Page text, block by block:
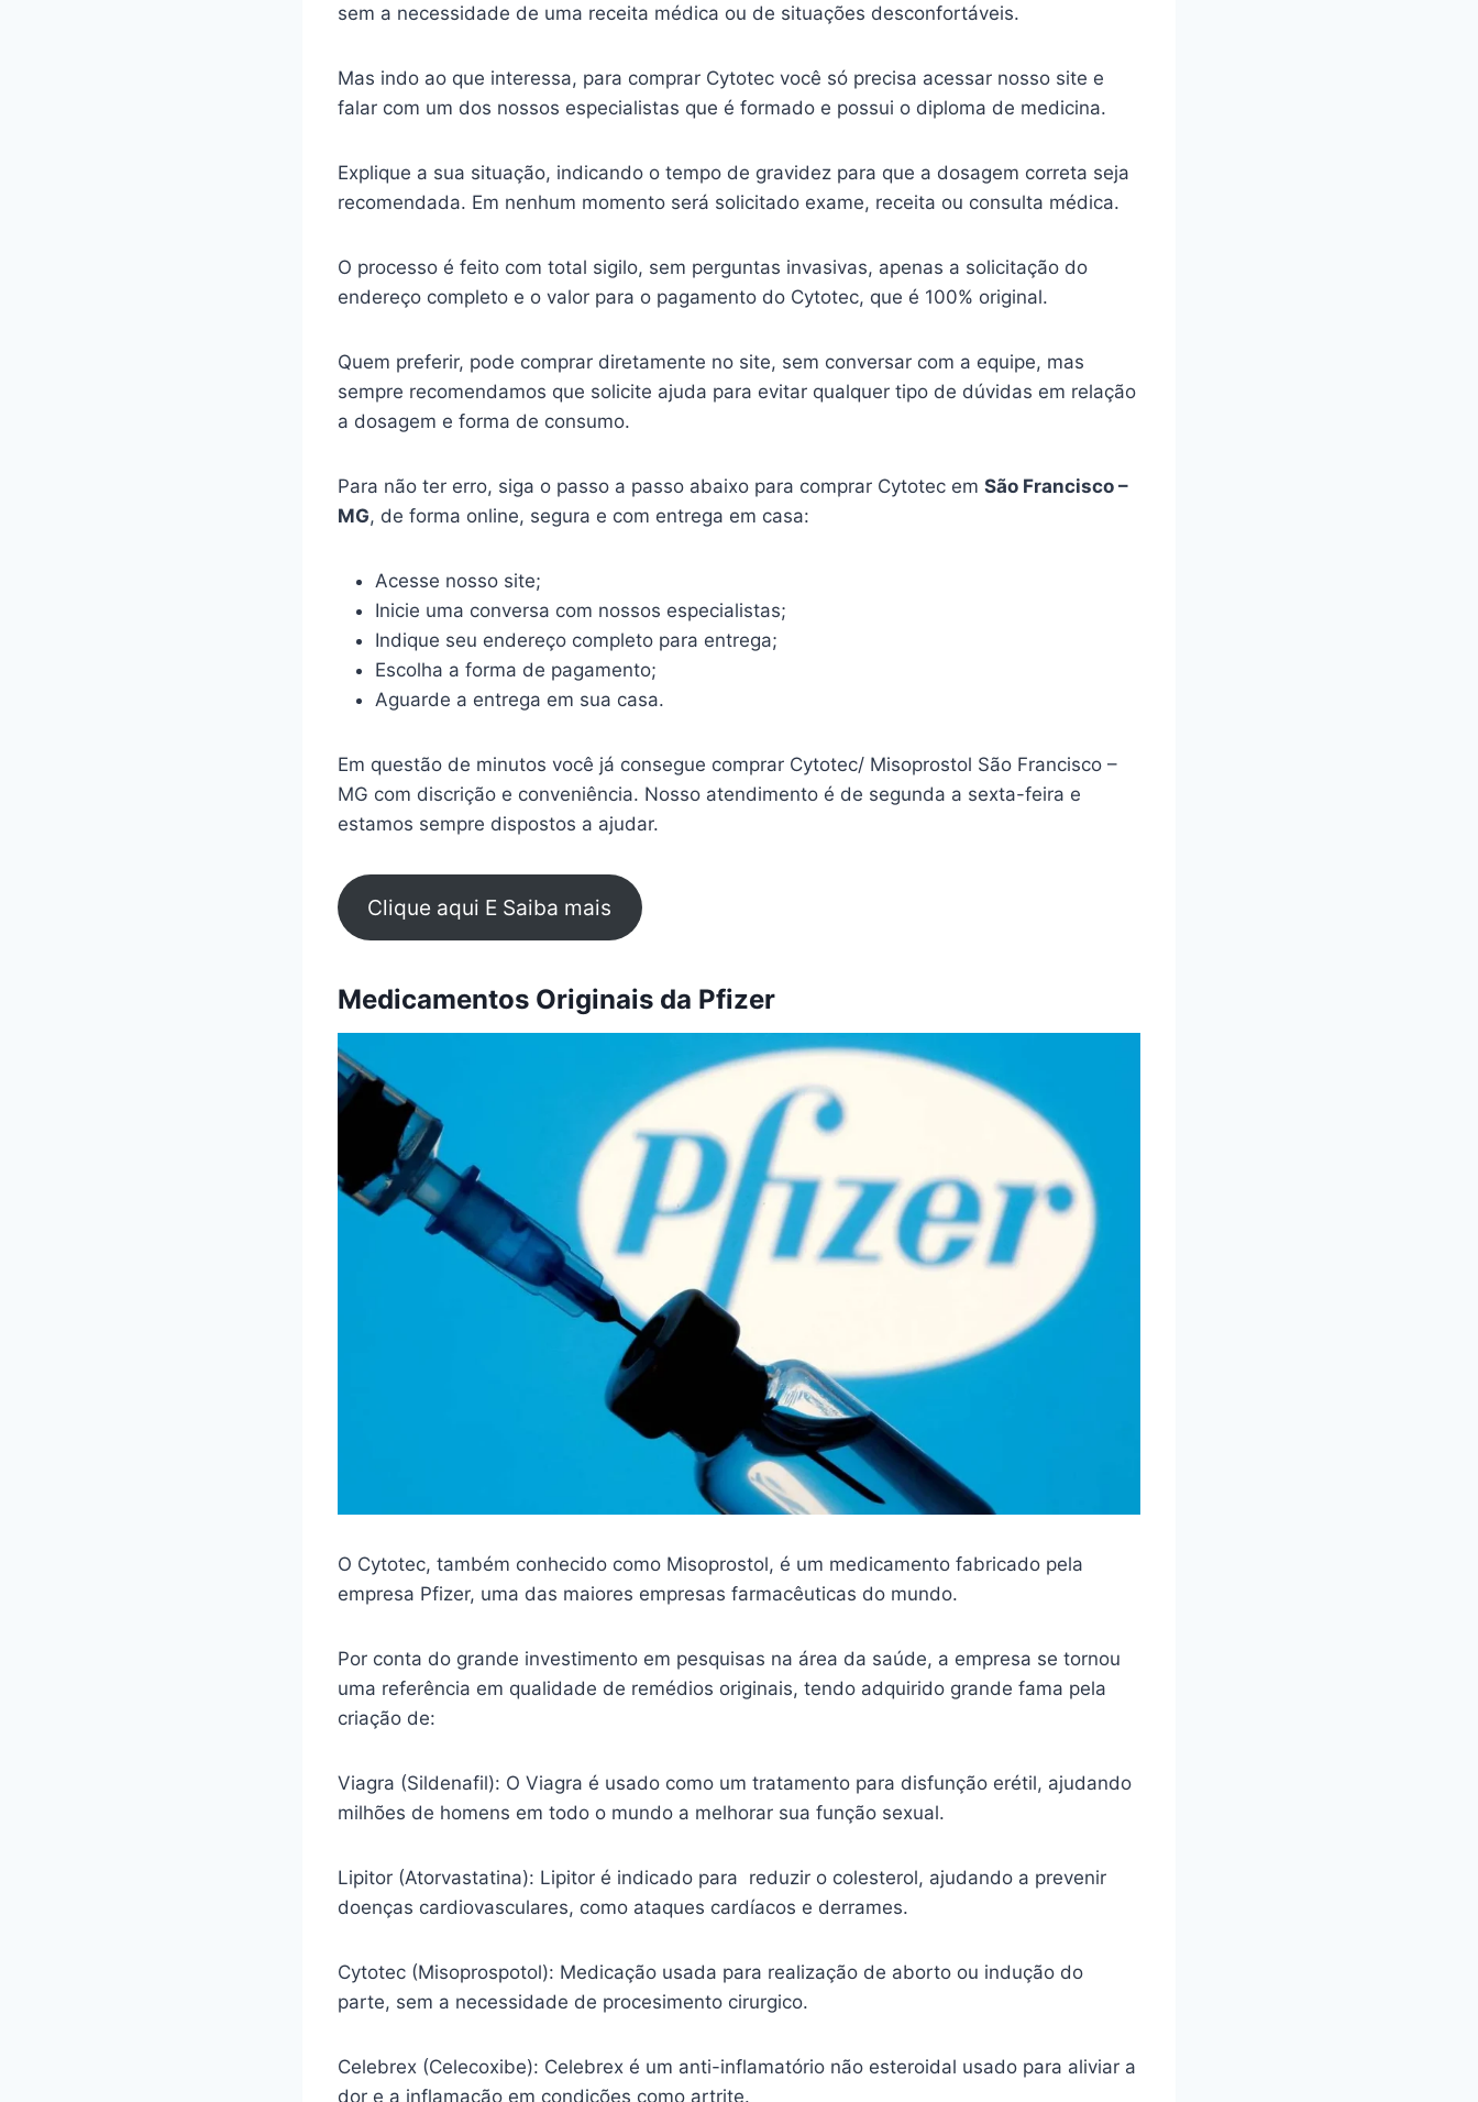
sem a necessidade de uma receita médica ou de situações desconfortáveis.
Mas indo ao que interessa, para comprar Cytotec você só precisa acessar nosso site e
falar com um dos nossos especialistas que é formado e possui o diploma de medicina.
Explique a sua situação, indicando o tempo de gravidez para que a dosagem correta seja
recomendada. Em nenhum momento será solicitado exame, receita ou consulta médica.
O processo é feito com total sigilo, sem perguntas invasivas, apenas a solicitação do
endereço completo e o valor para o pagamento do Cytotec, que é 100% original.
Quem preferir, pode comprar diretamente no site, sem conversar com a equipe, mas
sempre recomendamos que solicite ajuda para evitar qualquer tipo de dúvidas em relação
a dosagem e forma de consumo.
Para não ter erro, siga o passo a passo abaixo para comprar Cytotec em São Francisco –
MG, de forma online, segura e com entrega em casa:
Acesse nosso site;
Inicie uma conversa com nossos especialistas;
Indique seu endereço completo para entrega;
Escolha a forma de pagamento;
Aguarde a entrega em sua casa.
Em questão de minutos você já consegue comprar Cytotec/ Misoprostol São Francisco –
MG com discrição e conveniência. Nosso atendimento é de segunda a sexta-feira e
estamos sempre dispostos a ajudar.
Clique aqui E Saiba mais
Medicamentos Originais da Pfizer
O Cytotec, também conhecido como Misoprostol, é um medicamento fabricado pela
empresa Pfizer, uma das maiores empresas farmacêuticas do mundo.
Por conta do grande investimento em pesquisas na área da saúde, a empresa se tornou
uma referência em qualidade de remédios originais, tendo adquirido grande fama pela
criação de:
Viagra (Sildenafil): O Viagra é usado como um tratamento para disfunção erétil, ajudando
milhões de homens em todo o mundo a melhorar sua função sexual.
Lipitor (Atorvastatina): Lipitor é indicado para reduzir o colesterol, ajudando a prevenir
doenças cardiovasculares, como ataques cardíacos e derrames.
Cytotec (Misoprospotol): Medicação usada para realização de aborto ou indução do
parte, sem a necessidade de procesimento cirurgico.
Celebrex (Celecoxibe): Celebrex é um anti-inflamatório não esteroidal usado para aliviar a
dor e a inflamação em condições como artrite.